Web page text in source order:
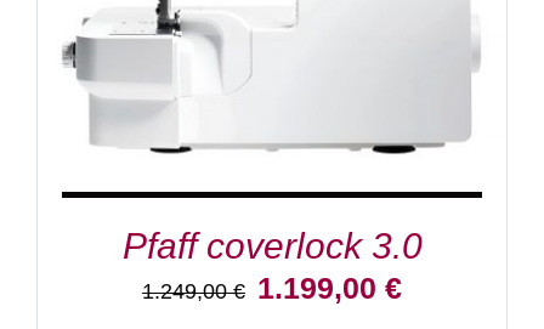
Pfaff coverlock 3.0
1.249,00€ Ursprünglicher
1.199,00 €Aktueller